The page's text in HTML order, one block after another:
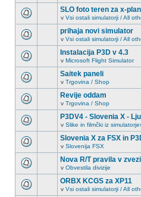
SLO foto teren za x-
v Vsi ostali simulatorji / All
prihaja novi simulator
v Vsi ostali simulatorji / All
Instalacija P3D v 4.3
v Microsoft Flight Simulator
Saitek paneli
v Trgovina / Shop
Revije oddam
v Trgovina / Shop
P3DV4 - Slovenia X -
v Slike in filmčki iz
Slovenia X za FSX in
v Slovenija FSX
Nova R/T pravila v
v Obvestila divizije
ORBX KCGS za XP11
v Vsi ostali simulatorji / All